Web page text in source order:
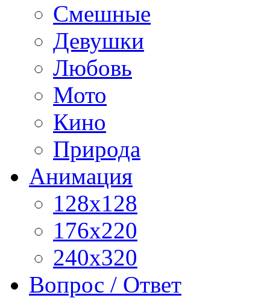
Смешные
Девушки
Любовь
Мото
Кино
Природа
Анимация
128x128
176x220
240x320
Вопрос / Ответ